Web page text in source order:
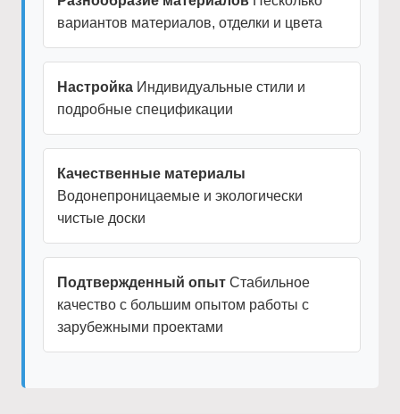
вариантов материалов, отделки и цвета
Настройка Индивидуальные стили и
подробные спецификации
Качественные материалы
Водонепроницаемые и экологически
чистые доски
Подтвержденный опыт Стабильное
качество с большим опытом работы с
зарубежными проектами